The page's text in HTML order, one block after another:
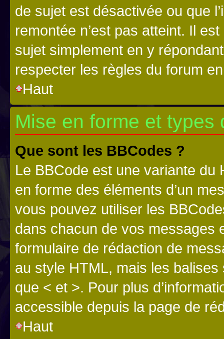
de sujet est désactivée ou que
remontée n’est pas atteint. Il
sujet simplement en y
respecter les règles du forum
Haut
Mise en forme et types
Que sont les BBCodes ?
Le BBCode est une variante du
en forme des éléments d’un
vous pouvez utiliser les
dans chacun de vos messages
formulaire de rédaction de
au style HTML, mais les
que < et >. Pour plus
accessible depuis la page de
Haut